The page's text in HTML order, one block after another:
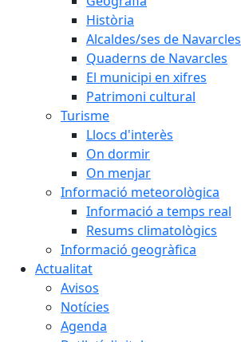
Història
Alcaldes/ses de Navarcles
Quaderns de Navarcles
El municipi en xifres
Patrimoni cultural
Turisme
Llocs d'interès
On dormir
On menjar
Informació meteorològica
Informació a temps real
Resums climatològics
Informació geogràfica
Actualitat
Avisos
Notícies
Agenda